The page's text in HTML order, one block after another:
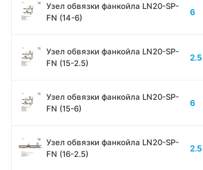
Узел обвязки фанкойла LN20-SP-
FN (14-6)
6
Узел обвязки фанкойла LN20-SP-
FN (15-2.5)
2.5
Узел обвязки фанкойла LN20-SP-
FN (15-6)
6
Узел обвязки фанкойла LN20-SP-
FN (16-2.5)
2.5